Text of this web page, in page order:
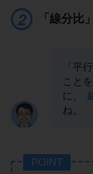
「線分比
「平
こと
に、
ね。
POINT